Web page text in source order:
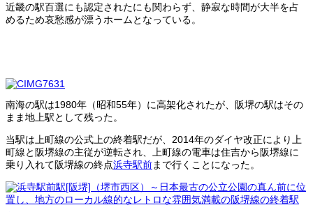
近畿の駅百選にも認定されたにも関わらず、静寂な時間が大半を占
めるため哀愁感が漂うホームとなっている。
南海の駅は1980年（昭和55年）に高架化されたが、阪堺の駅はその
まま地上駅として残った。
当駅は上町線の公式上の終着駅だが、2014年のダイヤ改正により上
町線と阪堺線の主従が逆転され、上町線の電車は住吉から阪堺線に
乗り入れて阪堺線の終点浜寺駅前まで行くことになった。